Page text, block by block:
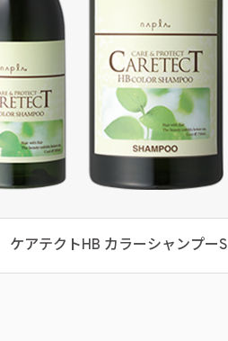
ケアテクトHB カラーシャンプーS